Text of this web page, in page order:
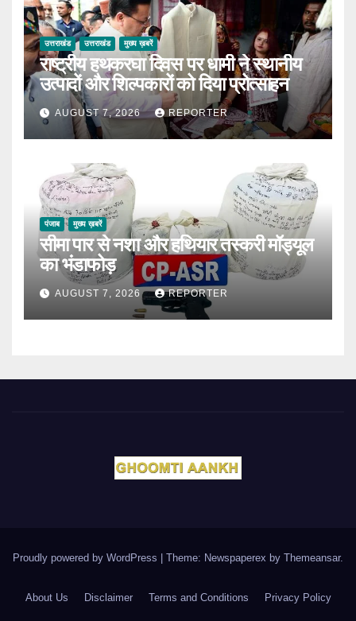
उत्तराखंड उत्तराखंड मुख्य ख़बरें
राष्ट्रीय हथकरघा दिवस पर धामी ने स्थानीय
उत्पादों और शिल्पकारों को दिया प्रोत्साहन
AUGUST 7, 2026 REPORTER
पंजाब मुख्य ख़बरें
सीमा पार से नशा और हथियार तस्करी मॉड्यूल
का भंडाफोड़
AUGUST 7, 2026 REPORTER
Proudly powered by WordPress Theme: Newspaperex by Themeansar.
About Us Disclaimer Terms and Conditions Privacy Policy